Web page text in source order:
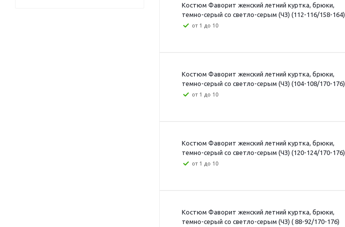
Костюм Фаворит женский летний куртка, брюки,
темно-серый со светло-серым (ЧЗ) (112-116/158-164)
от 1 до 10
Костюм Фаворит женский летний куртка, брюки,
темно-серый со светло-серым (ЧЗ) (104-108/170-176)
от 1 до 10
Костюм Фаворит женский летний куртка, брюки,
темно-серый со светло-серым (ЧЗ) (120-124/170-176)
от 1 до 10
Костюм Фаворит женский летний куртка, брюки,
темно-серый со светло-серым (ЧЗ) ( 88-92/170-176)